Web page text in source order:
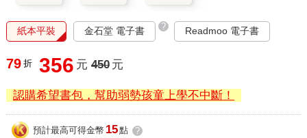
紙本平裝 金石堂 電子書 ? Readmoo 電子書
79 折 356 元 450 元
認購希望書包，幫助弱勢孩童上學不中斷！
預計最高可得金幣 15點 ?